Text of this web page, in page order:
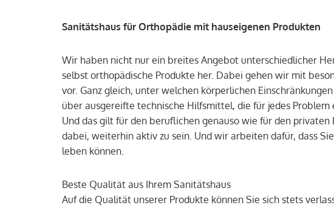
Sanitätshaus für Orthopädie mit hauseigenen Produkten
Wir haben nicht nur ein breites Angebot unterschiedlicher
selbst orthopädische Produkte her. Dabei gehen wir mit
vor. Ganz gleich, unter welchen körperlichen
über ausgereifte technische Hilfsmittel, die für jedes Problem
Und das gilt für den beruflichen genauso wie für den privaten
dabei, weiterhin aktiv zu sein. Und wir arbeiten dafür, dass
leben können.
Beste Qualität aus Ihrem Sanitätshaus
Auf die Qualität unserer Produkte können Sie sich stets